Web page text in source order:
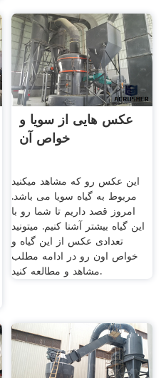
عکس هایی از سویا و
خواص آن
این عکس رو که مشاهد میکنید
مربوط به گیاه سویا می باشد.
امروز قصد داریم تا شما رو با
این گیاه بیشتر آشنا کنیم. میتونید
تعدادی عکس از این گیاه و
خواص اون رو در ادامه مطلب
مشاهد و مطالعه کنید.